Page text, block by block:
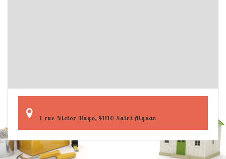
1 rue Victor Hugo, 41110 Saint Aignan